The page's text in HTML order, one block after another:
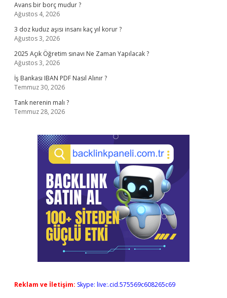
Avans bir borç mudur ?
Ağustos 4, 2026
3 doz kuduz aşısı insanı kaç yıl korur ?
Ağustos 3, 2026
2025 Açık Öğretim sınavı Ne Zaman Yapılacak ?
Ağustos 3, 2026
İş Bankası IBAN PDF Nasıl Alınır ?
Temmuz 30, 2026
Tank nerenin malı ?
Temmuz 28, 2026
Reklam ve İletişim: Skype: live:.cid.575569c608265c69